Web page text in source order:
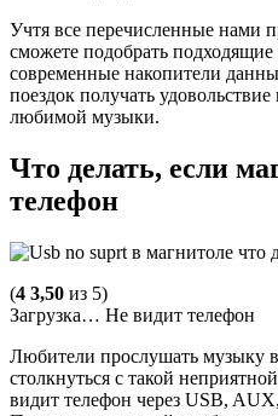
Учтя все перечисленные нами
сможете подобрать
современные накопители
поездок получать
любимой музыки.
Что делать, если
телефон
(4 3,50 из 5)
Загрузка… Не видит телефон
Любители прослушать музыку
столкнуться с такой
видит телефон через USB,